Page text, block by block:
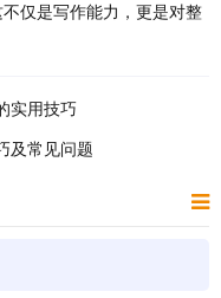
仅是写作能力，更是对整
实用技巧
及常见问题